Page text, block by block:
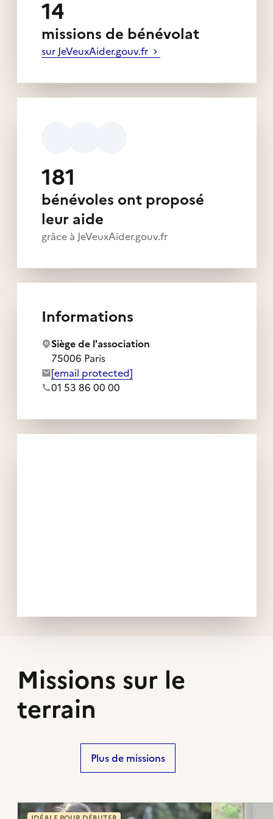
14
missions de bénévolat
sur JeVeuxAider.gouv.fr
181
bénévoles ont proposé
leur aide
grâce à JeVeuxAider.gouv.fr
Informations
Siège de l'association
75006 Paris
Adresse e-mail de l'association :
[email protected]
Numéro de téléphone de l'association :
01 53 86 00 00
Missions sur le
terrain
Plus de missions